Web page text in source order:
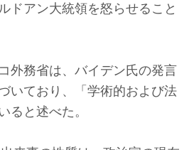
ドアン大統領を怒らせること
外務省は、バイデン氏の発言
いており、「学術的および法
ると述べた。